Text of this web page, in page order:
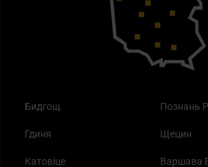
Бидгощ
Гдиня
Катовіце
Познань
Щецин
Варшава
Найкращі спальні мішки на осінь